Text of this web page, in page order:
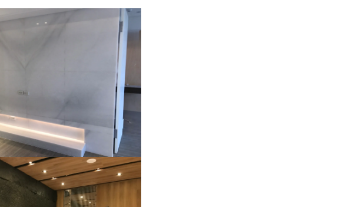
雪白卡拉拉白-大理
大理石電視牆~國畫
國境之南~大理石TV
觀音山石皮~電視牆
面
住宅
蘆竹~波斯灰地坪
銀狐~大理石TV牆面
~天母東路
住宅
新卡拉拉白~TV牆面
住宅
各式大理石~玄關地
坪拼花~
商業空間/住宅
各式大理石中島-冰
雪奇緣
商業空間
卡拉拉白~牆面
住宅
奧地利灰~TV牆面